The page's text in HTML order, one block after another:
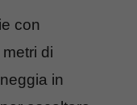
con
di
in